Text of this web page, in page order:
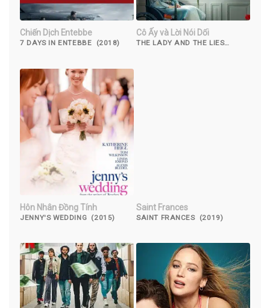
Chiến Dịch Entebbe
7 DAYS IN ENTEBBE (2018)
Cô Ấy và Lời Nói Dối
THE LADY AND THE LIES
Hôn Nhân Đồng Tính
JENNY'S WEDDING (2015)
Saint Frances
SAINT FRANCES (2019)